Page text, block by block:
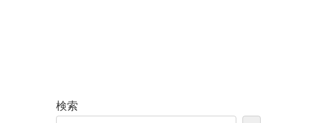
検索